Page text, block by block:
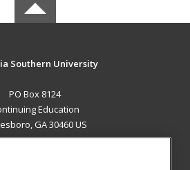
Southern University
PO Box 8124
Education
GA 30460 US